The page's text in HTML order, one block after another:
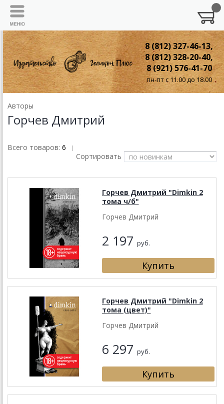
8 (812) 327-46-13,
8 (812) 328-20-40,
8 (921) 576-41-70
пн-пт с 11.00 до 18.00
Авторы
Горчев Дмитрий
Всего товаров: 6 |
Сортировать
Горчев Дмитрий "Dimkin 2
тома ч/б"
Горчев Дмитрий
2 197 руб.
Горчев Дмитрий "Dimkin 2
тома (цвет)"
Горчев Дмитрий
6 297 руб.